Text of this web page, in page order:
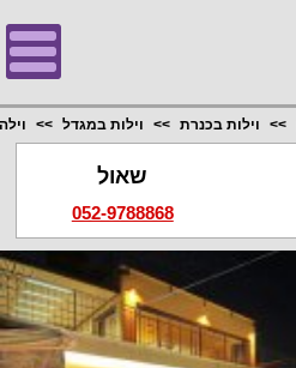
וילות בכנרת וילות במגדל
שאול
052-9788868